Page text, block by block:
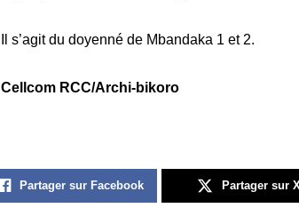
Il s’agit du doyenné de Mbandaka 1 et 2.
Cellcom RCC/Archi-bikoro
Partager sur Facebook Partager sur